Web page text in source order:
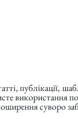
публікації,
використання
суворо